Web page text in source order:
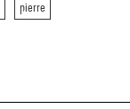
pierre